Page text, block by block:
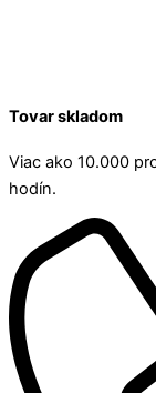
Tovar skladom
Viac ako 10.000
hodín.